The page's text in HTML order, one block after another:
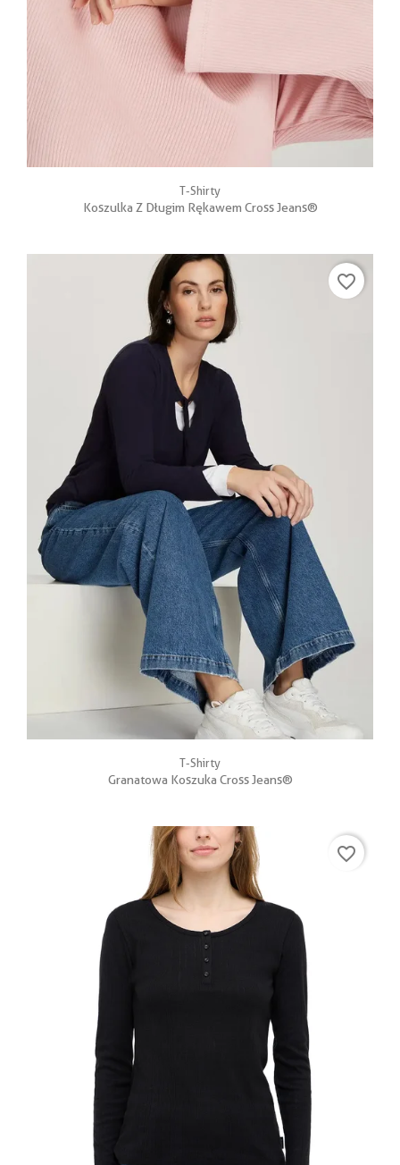
T-Shirty
Koszulka Z Długim Rękawem Cross Jeans®
T-Shirty
Granatowa Koszuka Cross Jeans®
favorite_border
favorite_border